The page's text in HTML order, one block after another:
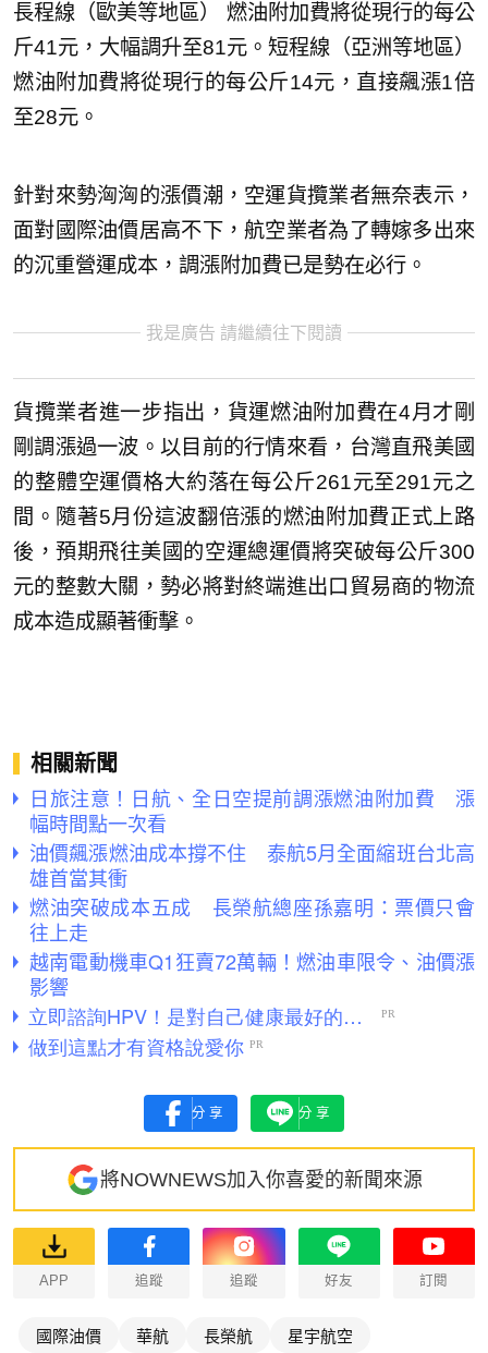
長程線（歐美等地區） 燃油附加費將從現行的每公
斤41元，大幅調升至81元。短程線（亞洲等地區）
燃油附加費將從現行的每公斤14元，直接飆漲1倍
至28元。
針對來勢洶洶的漲價潮，空運貨攬業者無奈表示，
面對國際油價居高不下，航空業者為了轉嫁多出來
的沉重營運成本，調漲附加費已是勢在必行。
我是廣告 請繼續往下閱讀
貨攬業者進一步指出，貨運燃油附加費在4月才剛
剛調漲過一波。以目前的行情來看，台灣直飛美國
的整體空運價格大約落在每公斤261元至291元之
間。隨著5月份這波翻倍漲的燃油附加費正式上路
後，預期飛往美國的空運總運價將突破每公斤300
元的整數大關，勢必將對終端進出口貿易商的物流
成本造成顯著衝擊。
相關新聞
日旅注意！日航、全日空提前調漲燃油附加費 漲
幅時間點一次看
油價飆漲燃油成本撐不住 泰航5月全面縮班台北高
雄首當其衝
燃油突破成本五成 長榮航總座孫嘉明：票價只會
往上走
越南電動機車Q1狂賣72萬輛！燃油車限令、油價漲
影響
分享 分享
將NOWNEWS加入你喜愛的新聞來源
APP 追蹤 追蹤 好友 訂閱
國際油價 華航 長榮航 星宇航空